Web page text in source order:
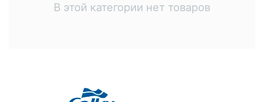
В этой категории нет товаров